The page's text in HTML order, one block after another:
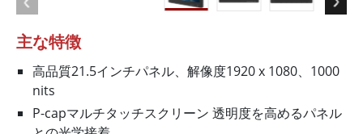
主な特徴
高品質21.5インチパネル、解像度1920 x 1080、1000
nits
P-capマルチタッチスクリーン 透明度を高めるパネル